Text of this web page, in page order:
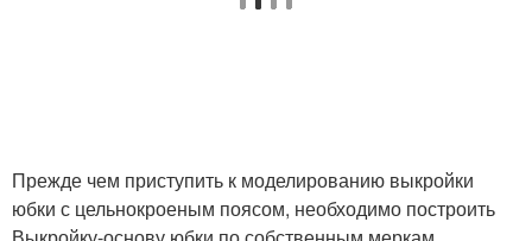
Прежде чем приступить к моделированию выкройки
юбки с цельнокроеным поясом, необходимо построить